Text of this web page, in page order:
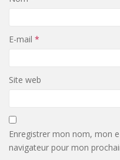
E-mail *
Site web
Enregistrer mon nom, mon
navigateur pour mon